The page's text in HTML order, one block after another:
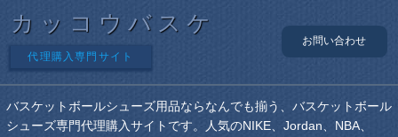
カッコウバスケ
代理購入専門サイト
お問い合わせ
バスケットボールシューズ用品ならなんでも揃う、バスケットボール
シューズ専門代理購入サイトです。人気のNIKE、Jordan、NBA、